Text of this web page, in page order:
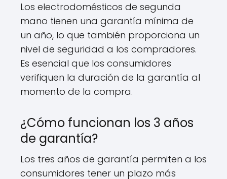
Los electrodomésticos de segunda
mano tienen una garantía mínima de
un año, lo que también proporciona un
nivel de seguridad a los compradores.
Es esencial que los consumidores
verifiquen la duración de la garantía al
momento de la compra.
¿Cómo funcionan los 3 años
de garantía?
Los tres años de garantía permiten a los
consumidores tener un plazo más